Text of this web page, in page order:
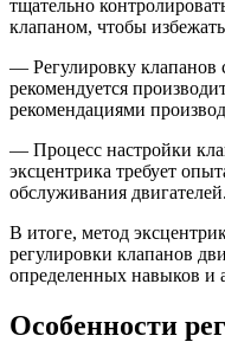
тщательно
клапаном, чтобы
— Регулировку клапанов
рекомендуется
рекомендациями
— Процесс настройки
эксцентрика требует
обслуживания двигателей.
В итоге, метод
регулировки клапанов
определенных навыков и
Особенности